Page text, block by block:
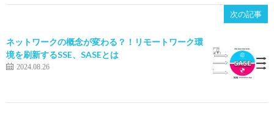
次の記事
ネットワークの概念が変わる？！リモートワーク環
境を刷新するSSE、SASEとは
2024.08.26